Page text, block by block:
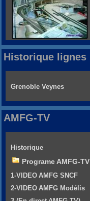
Historique lignes
Grenoble Veynes
AMFG-TV
Historique
Programe AMFG-TV
1-VIDEO AMFG SNCF
2-VIDEO AMFG Modélis